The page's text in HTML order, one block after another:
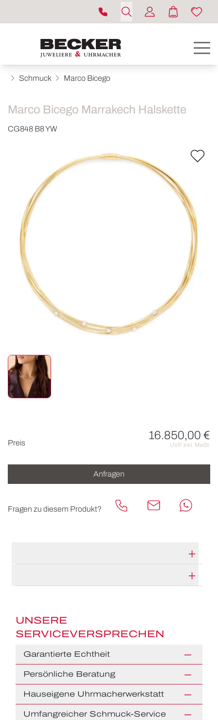
ACCESSOIRES
Schmuck Marco Bicego
Marco Bicego Marrakech Halskette
CG848 B8 YW
Preis
16.850,00 €
UVP inkl. MwSt.
Anfragen
Fragen zu diesem Produkt?
HERSTELLERBESCHREIBUNG
UNSERE
SERVICEVERSPRECHEN
Garantierte Echtheit
Persönliche Beratung
Hauseigene Uhrmacherwerkstatt
Umfangreicher Schmuck-Service